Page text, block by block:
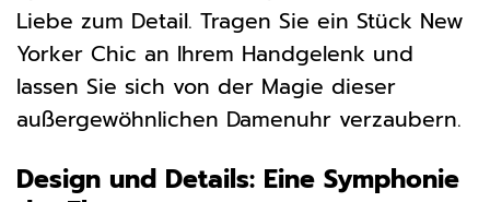
Liebe zum Detail. Tragen Sie ein Stück New
Yorker Chic an Ihrem Handgelenk und
lassen Sie sich von der Magie dieser
außergewöhnlichen Damenuhr verzaubern.
Design und Details: Eine Symphonie